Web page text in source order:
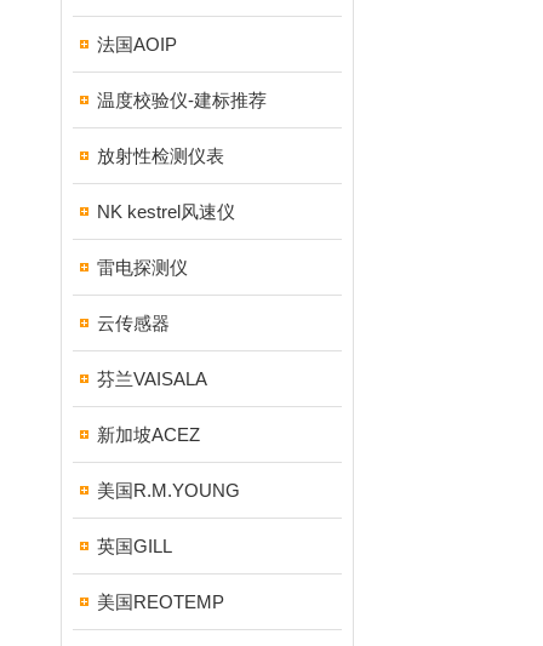
法国AOIP
温度校验仪-建标推荐
放射性检测仪表
NK kestrel风速仪
雷电探测仪
云传感器
芬兰VAISALA
新加坡ACEZ
美国R.M.YOUNG
英国GILL
美国REOTEMP